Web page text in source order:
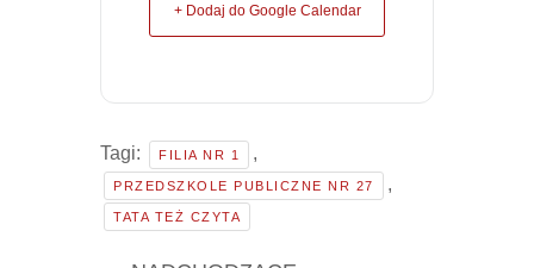
+ Dodaj do Google Calendar
Tagi: FILIA NR 1 ,
PRZEDSZKOLE PUBLICZNE NR 27 ,
TATA TEŻ CZYTA